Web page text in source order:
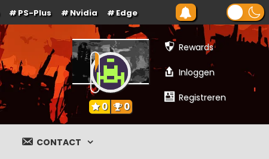
PS-Plus Nvidia Edge
Rewards
Inloggen
Registreren
0 0
CONTACT